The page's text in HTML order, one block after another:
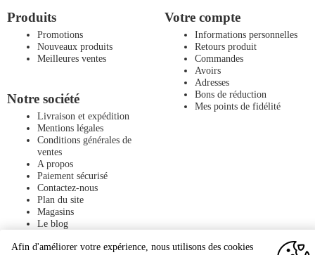
Produits
Promotions
Nouveaux produits
Meilleures ventes
Notre société
Livraison et expédition
Mentions légales
Conditions générales de
ventes
A propos
Paiement sécurisé
Contactez-nous
Plan du site
Magasins
Le blog
Votre compte
Informations personnelles
Retours produit
Commandes
Avoirs
Adresses
Bons de réduction
Mes points de fidélité
Afin d'améliorer votre expérience, nous utilisons des cookies